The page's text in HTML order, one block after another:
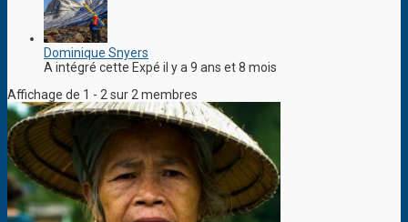
Dominique Snyers
A intégré cette Expé il y a 9 ans et 8 mois
Affichage de 1 - 2 sur 2 membres